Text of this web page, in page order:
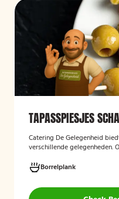
TAPASSPIESJES
Catering De Gelegenheid
verschillende gelegenheden.
Hieronder ziet u een selectie
is geschikt voor maximaal 6
Borrelplank